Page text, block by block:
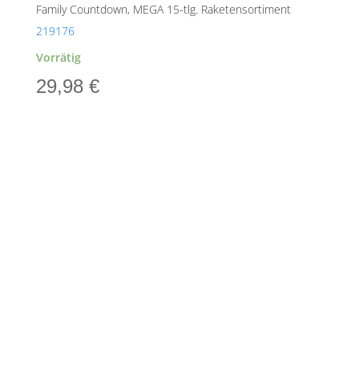
Family Countdown, MEGA 15-tlg. Raketensortiment
219176
Vorrätig
29,98 €